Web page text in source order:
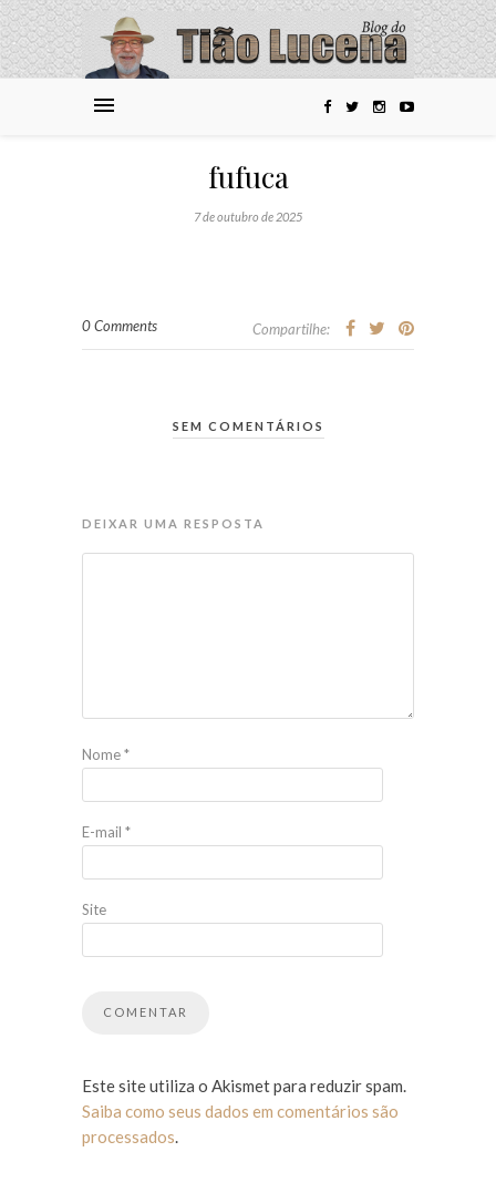
fufuca
7 de outubro de 2025
0 Comments Compartilhe:
SEM COMENTÁRIOS
DEIXAR UMA RESPOSTA
Nome*
E-mail *
Site
Este site utiliza o Akismet para reduzir spam.
Saiba como seus dados em comentários são
processados.